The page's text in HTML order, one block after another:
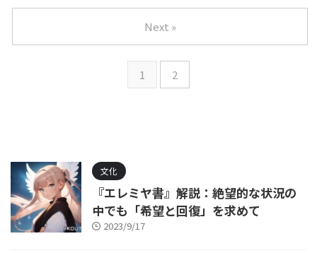
1 2
Next »
文化
『エレミヤ書』解説：絶望的な状況の
中でも「希望と回復」を求めて
2023/9/17